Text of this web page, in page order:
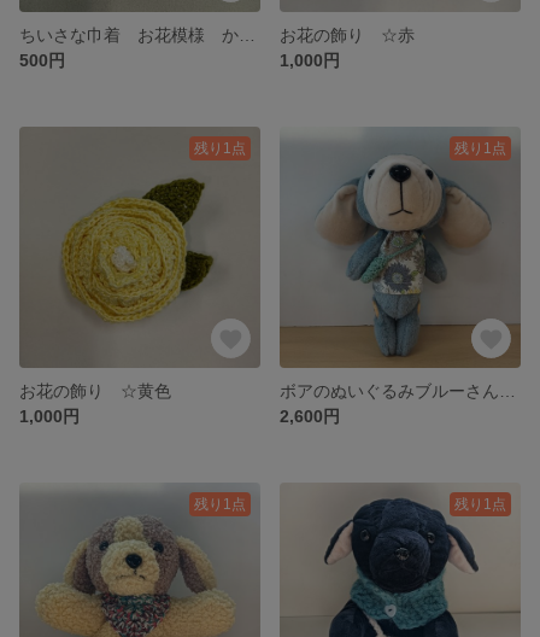
500円
お花の飾り ☆赤
1,000円
残り1点
お花の飾り ☆黄色
1,000円
残り1点
2,600円
残り1点 残り1点